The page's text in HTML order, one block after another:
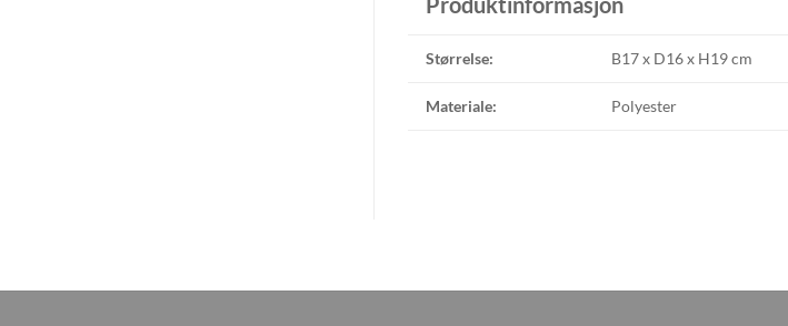
Størrelse: B17 x D16 x H19 cm
Materiale: Polyester